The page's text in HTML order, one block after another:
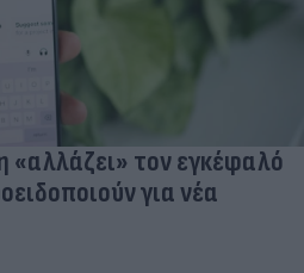
τον εγκέφαλό
για νέα